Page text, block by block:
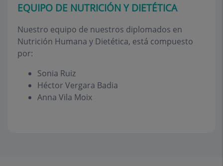
EQUIPO DE NUTRICIÓN Y DIETÉTICA
Nuestro equipo de nuestros diplomados en
Nutrición Humana y Dietética, está compuesto
por:
Sonia Ruiz
Héctor Vergara Badia
Anna Vila Moix